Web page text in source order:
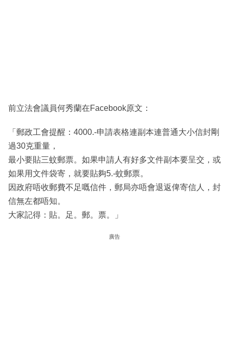
前立法會議員何秀蘭在Facebook原文：
「郵政工會提醒：4000.-申請表格連副本連普通大小信封剛
過30克重量，
最小要貼三蚊郵票。如果申請人有好多文件副本要呈交，或
如果用文件袋寄，就要貼夠5.-蚊郵票。
因政府唔收郵費不足嘅信件，郵局亦唔會退返俾寄信人，封
信無左都唔知。
大家記得：貼。足。郵。票。」
廣告